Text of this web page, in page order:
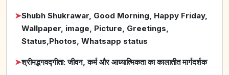
➤Shubh Shukrawar, Good Morning, Happy Friday,
Wallpaper, image, Picture, Greetings,
Status,Photos, Whatsapp status
➤श्रीमद्भगवद्गीता: जीवन, कर्म और आध्यात्मिकता का कालातीत मार्गदर्शक